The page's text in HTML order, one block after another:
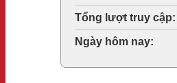
Total Views:
Total Users: